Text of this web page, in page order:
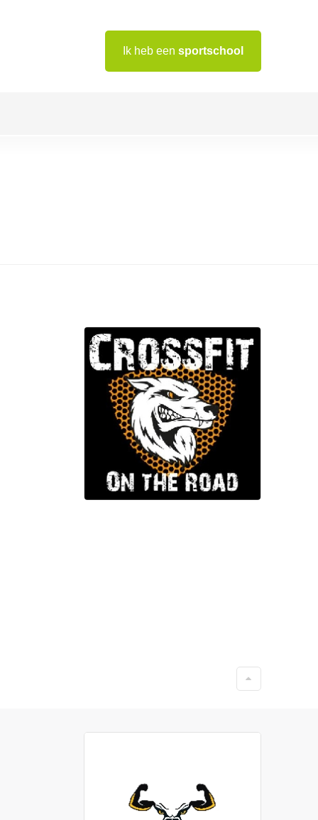
Ik heb een sportschool